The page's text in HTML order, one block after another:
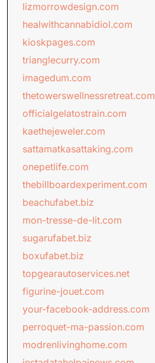
lizmorrowdesign.com
healwithcannabidiol.com
kioskpages.com
trianglecurry.com
imagedum.com
thetowerswellnessretreat.com
officialgelatostrain.com
kaethejeweler.com
sattamatkasattaking.com
onepetlife.com
thebillboardexperiment.com
beachufabet.biz
mon-tresse-de-lit.com
sugarufabet.biz
boxufabet.biz
topgearautoservices.net
figurine-jouet.com
your-facebook-address.com
perroquet-ma-passion.com
modrenlivinghome.com